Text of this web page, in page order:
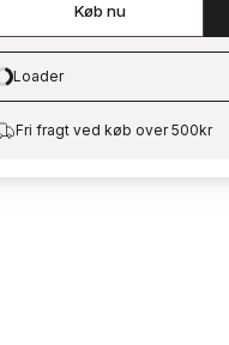
Køb nu
Loading…
Loader
Fri fragt ved køb over 500kr